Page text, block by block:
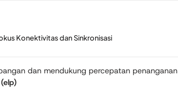
Konektivitas dan Sinkronisasi
dan mendukung percepatan penanganan
(elp)